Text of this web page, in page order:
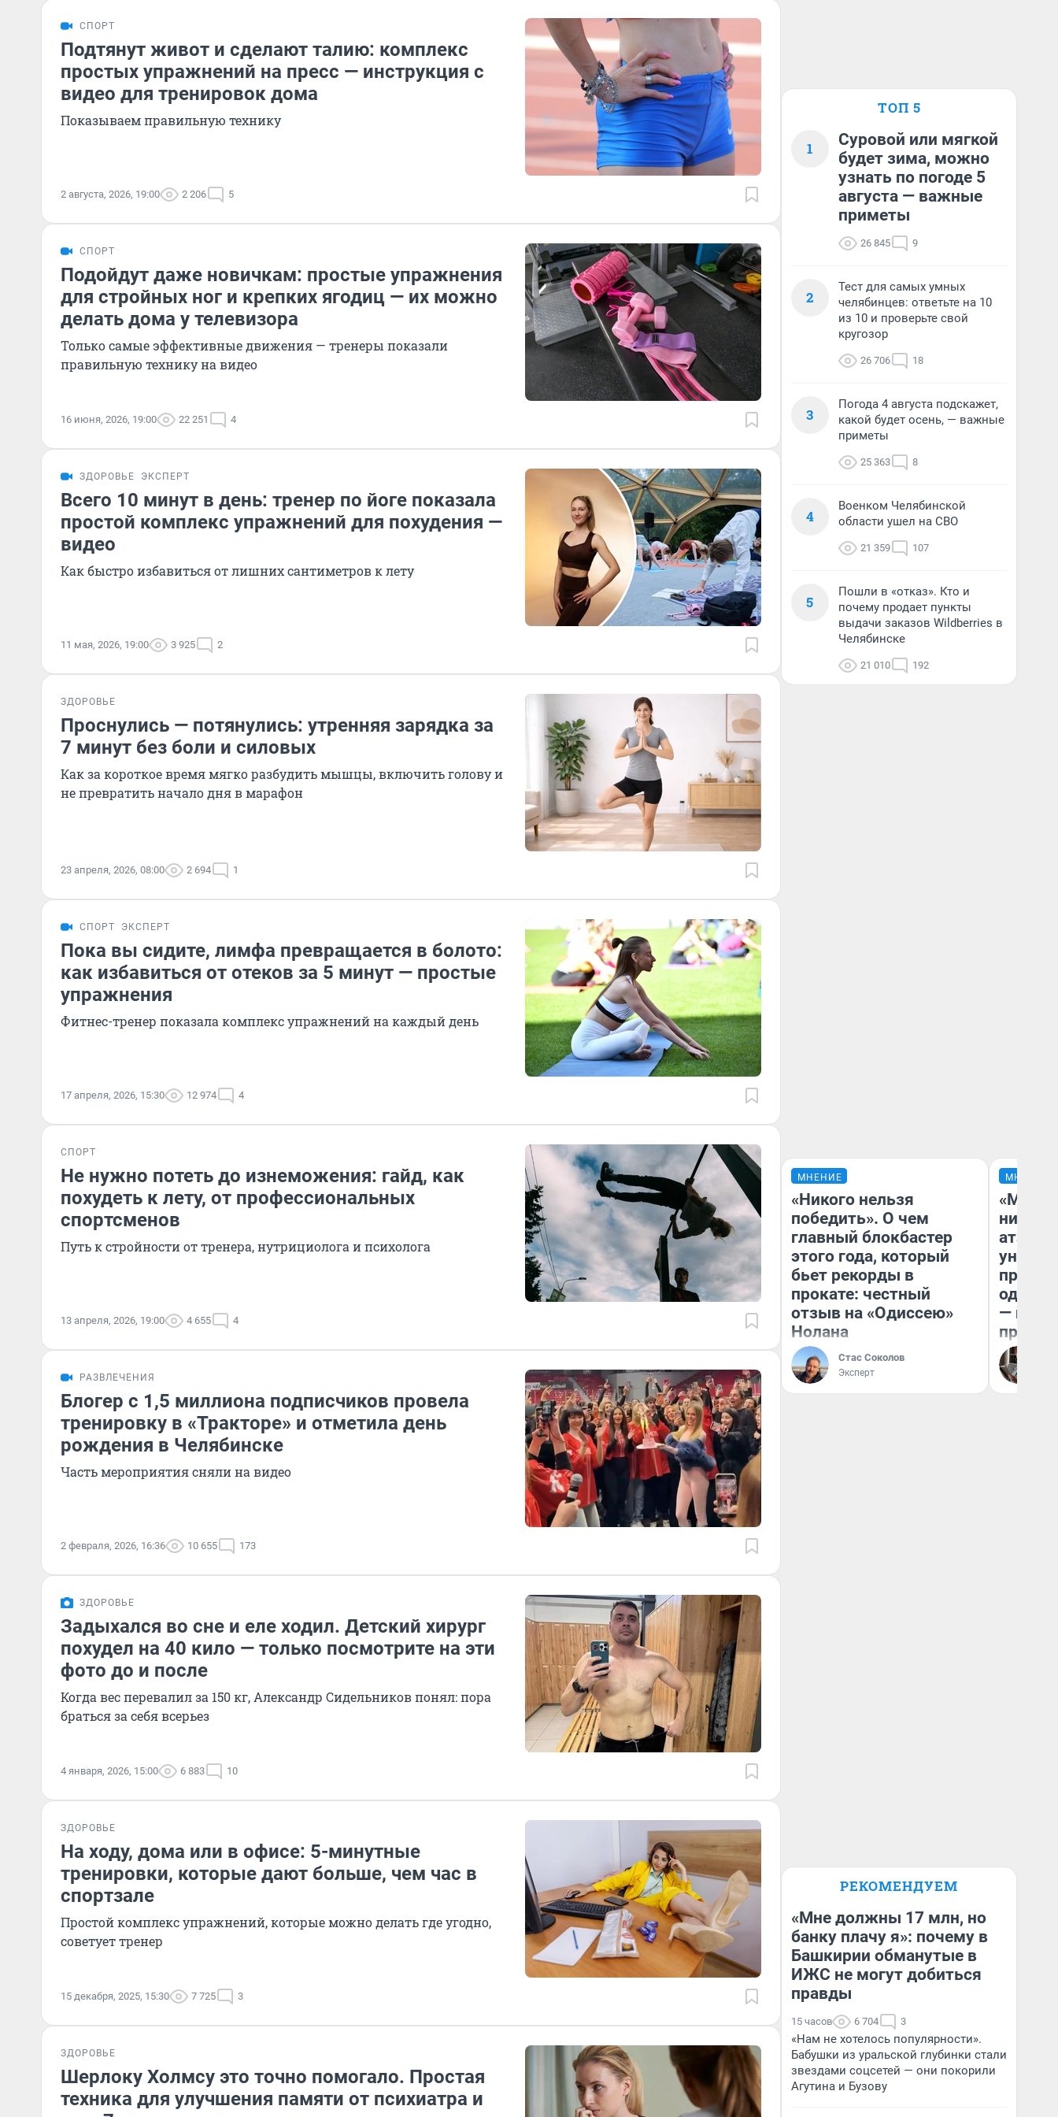
СПОРТ
Подтянут живот и сделают талию: комплекс
простых упражнений на пресс — инструкция с
видео для тренировок дома
Показываем правильную технику
2 августа, 2026, 19:00 2 206 5
СПОРТ
Подойдут даже новичкам: простые упражнения
для стройных ног и крепких ягодиц — их можно
делать дома у телевизора
Только самые эффективные движения — тренеры показали
правильную технику на видео
16 июня, 2026, 19:00 22 251 4
ЗДОРОВЬЕ ЭКСПЕРТ
Всего 10 минут в день: тренер по йоге показала
простой комплекс упражнений для похудения —
видео
Как быстро избавиться от лишних сантиметров к лету
11 мая, 2026, 19:00 3 925 2
ЗДОРОВЬЕ
Проснулись — потянулись: утренняя зарядка за
7 минут без боли и силовых
Как за короткое время мягко разбудить мышцы, включить голову и
не превратить начало дня в марафон
23 апреля, 2026, 08:00 2 694 1
СПОРТ ЭКСПЕРТ
Пока вы сидите, лимфа превращается в болото:
как избавиться от отеков за 5 минут — простые
упражнения
Фитнес-тренер показала комплекс упражнений на каждый день
17 апреля, 2026, 15:30 12 974 4
СПОРТ
Не нужно потеть до изнеможения: гайд, как
похудеть к лету, от профессиональных
спортсменов
Путь к стройности от тренера, нутрициолога и психолога
13 апреля, 2026, 19:00 4 655 4
РАЗВЛЕЧЕНИЯ
Блогер с 1,5 миллиона подписчиков провела
тренировку в «Тракторе» и отметила день
рождения в Челябинске
Часть мероприятия сняли на видео
2 февраля, 2026, 16:36 10 655 173
ЗДОРОВЬЕ
Задыхался во сне и еле ходил. Детский хирург
похудел на 40 кило — только посмотрите на эти
фото до и после
Когда вес перевалил за 150 кг, Александр Сидельников понял: пора
браться за себя всерьез
4 января, 2026, 15:00 6 883 10
ЗДОРОВЬЕ
На ходу, дома или в офисе: 5-минутные
тренировки, которые дают больше, чем час в
спортзале
Простой комплекс упражнений, которые можно делать где угодно,
советует тренер
15 декабря, 2025, 15:30 7 725 3
ЗДОРОВЬЕ
Шерлоку Холмсу это точно помогало. Простая
техника для улучшения памяти от психиатра и
ТОП 5
1
Суровой или мягкой
будет зима, можно
узнать по погоде 5
августа — важные
приметы
26 845 9
2
Тест для самых умных
челябинцев: ответьте на 10
из 10 и проверьте свой
кругозор
26 706 18
3
Погода 4 августа подскажет,
какой будет осень, — важные
приметы
25 363 8
4
Военком Челябинской
области ушел на СВО
21 359 107
5
Пошли в «отказ». Кто и
почему продает пункты
выдачи заказов Wildberries в
Челябинске
21 010 192
МНЕНИЕ
«Никого нельзя
победить». О чем
главный блокбастер
этого года, который
бьет рекорды в
прокате: честный
отзыв на «Одиссею»
Нолана
Стас Соколов
Эксперт
МНЕНИЕ
атаки
—
РЕКОМЕНДУЕМ
«Мне должны 17 млн, но
банку плачу я»: почему в
Башкирии обманутые в
ИЖС не могут добиться
правды
15 часов 6 704 3
«Нам не хотелось популярности».
Бабушки из уральской глубинки стали
звездами соцсетей — они покорили
Агутина и Бузову